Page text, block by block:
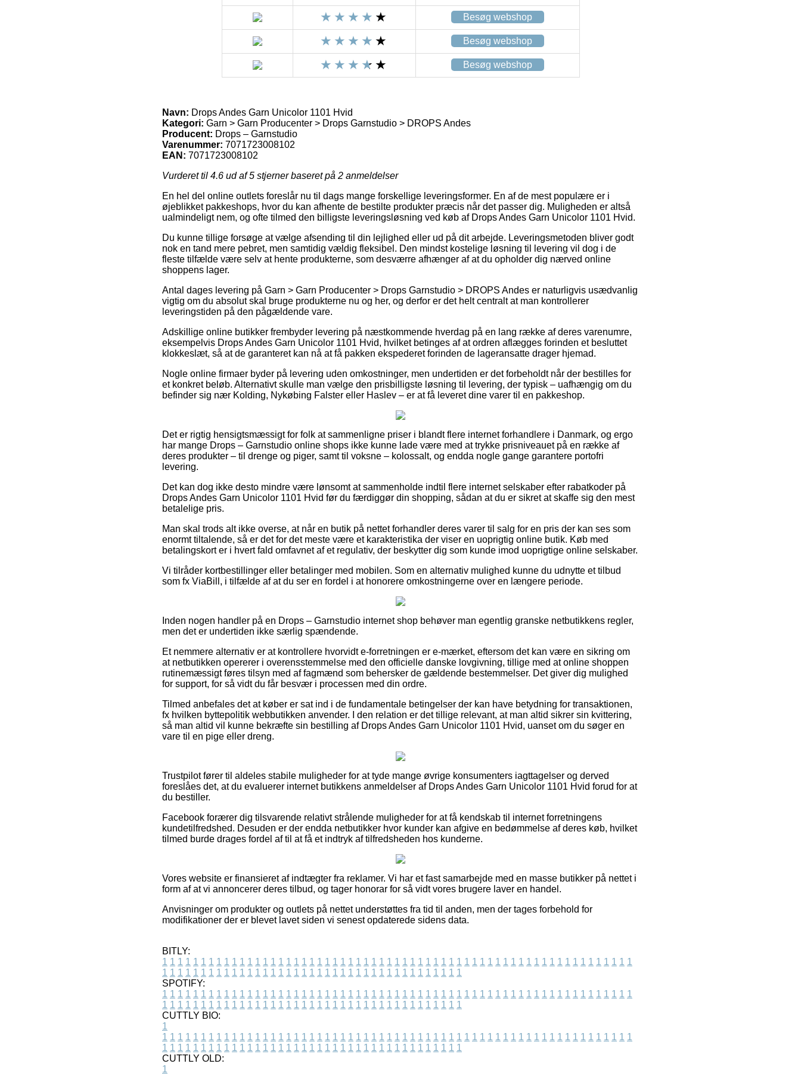
Besøg webshop
Besøg webshop
Besøg webshop
Navn: Drops Andes Garn Unicolor 1101 Hvid
Kategori: Garn > Garn Producenter > Drops Garnstudio > DROPS Andes
Producent: Drops – Garnstudio
Varenummer: 7071723008102
EAN: 7071723008102
Vurderet til 4.6 ud af 5 stjerner baseret på 2 anmeldelser
En hel del online outlets foreslår nu til dags mange forskellige leveringsformer. En af de mest populære er i
øjeblikket pakkeshops, hvor du kan afhente de bestilte produkter præcis når det passer dig. Muligheden er altså
ualmindeligt nem, og ofte tilmed den billigste leveringsløsning ved køb af Drops Andes Garn Unicolor 1101 Hvid.
Du kunne tillige forsøge at vælge afsending til din lejlighed eller ud på dit arbejde. Leveringsmetoden bliver godt
nok en tand mere pebret, men samtidig vældig fleksibel. Den mindst kostelige løsning til levering vil dog i de
fleste tilfælde være selv at hente produkterne, som desværre afhænger af at du opholder dig nærved online
shoppens lager.
Antal dages levering på Garn > Garn Producenter > Drops Garnstudio > DROPS Andes er naturligvis usædvanlig
vigtig om du absolut skal bruge produkterne nu og her, og derfor er det helt centralt at man kontrollerer
leveringstiden på den pågældende vare.
Adskillige online butikker frembyder levering på næstkommende hverdag på en lang række af deres varenumre,
eksempelvis Drops Andes Garn Unicolor 1101 Hvid, hvilket betinges af at ordren aflægges forinden et besluttet
klokkeslæt, så at de garanteret kan nå at få pakken ekspederet forinden de lageransatte drager hjemad.
Nogle online firmaer byder på levering uden omkostninger, men undertiden er det forbeholdt når der bestilles for
et konkret beløb. Alternativt skulle man vælge den prisbilligste løsning til levering, der typisk – uafhængig om du
befinder sig nær Kolding, Nykøbing Falster eller Haslev – er at få leveret dine varer til en pakkeshop.
Det er rigtig hensigtsmæssigt for folk at sammenligne priser i blandt flere internet forhandlere i Danmark, og ergo
har mange Drops – Garnstudio online shops ikke kunne lade være med at trykke prisniveauet på en række af
deres produkter – til drenge og piger, samt til voksne – kolossalt, og endda nogle gange garantere portofri
levering.
Det kan dog ikke desto mindre være lønsomt at sammenholde indtil flere internet selskaber efter rabatkoder på
Drops Andes Garn Unicolor 1101 Hvid før du færdiggør din shopping, sådan at du er sikret at skaffe sig den mest
betalelige pris.
Man skal trods alt ikke overse, at når en butik på nettet forhandler deres varer til salg for en pris der kan ses som
enormt tiltalende, så er det for det meste være et karakteristika der viser en uoprigtig online butik. Køb med
betalingskort er i hvert fald omfavnet af et regulativ, der beskytter dig som kunde imod uoprigtige online selskaber.
Vi tilråder kortbestillinger eller betalinger med mobilen. Som en alternativ mulighed kunne du udnytte et tilbud
som fx ViaBill, i tilfælde af at du ser en fordel i at honorere omkostningerne over en længere periode.
Inden nogen handler på en Drops – Garnstudio internet shop behøver man egentlig granske netbutikkens regler,
men det er undertiden ikke særlig spændende.
Et nemmere alternativ er at kontrollere hvorvidt e-forretningen er e-mærket, eftersom det kan være en sikring om
at netbutikken opererer i overensstemmelse med den officielle danske lovgivning, tillige med at online shoppen
rutinemæssigt føres tilsyn med af fagmænd som behersker de gældende bestemmelser. Det giver dig mulighed
for support, for så vidt du får besvær i processen med din ordre.
Tilmed anbefales det at køber er sat ind i de fundamentale betingelser der kan have betydning for transaktionen,
fx hvilken byttepolitik webbutikken anvender. I den relation er det tillige relevant, at man altid sikrer sin kvittering,
så man altid vil kunne bekræfte sin bestilling af Drops Andes Garn Unicolor 1101 Hvid, uanset om du søger en
vare til en pige eller dreng.
Trustpilot fører til aldeles stabile muligheder for at tyde mange øvrige konsumenters iagttagelser og derved
foreslåes det, at du evaluerer internet butikkens anmeldelser af Drops Andes Garn Unicolor 1101 Hvid forud for at
du bestiller.
Facebook forærer dig tilsvarende relativt strålende muligheder for at få kendskab til internet forretningens
kundetilfredshed. Desuden er der endda netbutikker hvor kunder kan afgive en bedømmelse af deres køb, hvilket
tilmed burde drages fordel af til at få et indtryk af tilfredsheden hos kunderne.
Vores website er finansieret af indtægter fra reklamer. Vi har et fast samarbejde med en masse butikker på nettet i
form af at vi annoncerer deres tilbud, og tager honorar for så vidt vores brugere laver en handel.
Anvisninger om produkter og outlets på nettet understøttes fra tid til anden, men der tages forbehold for
modifikationer der er blevet lavet siden vi senest opdaterede sidens data.
BITLY:
1 1 1 1 1 1 1 1 1 1 1 1 1 1 1 1 1 1 1 1 1 1 1 1 1 1 1 1 1 1 1 1 1 1 1 1 1 1 1 1 1 1 1 1 1 1 1 1 1 1 1 1 1 1 1 1 1 1 1 1 1
1 1 1 1 1 1 1 1 1 1 1 1 1 1 1 1 1 1 1 1 1 1 1 1 1 1 1 1 1 1 1 1 1 1 1 1 1 1 1
SPOTIFY:
1 1 1 1 1 1 1 1 1 1 1 1 1 1 1 1 1 1 1 1 1 1 1 1 1 1 1 1 1 1 1 1 1 1 1 1 1 1 1 1 1 1 1 1 1 1 1 1 1 1 1 1 1 1 1 1 1 1 1 1 1
1 1 1 1 1 1 1 1 1 1 1 1 1 1 1 1 1 1 1 1 1 1 1 1 1 1 1 1 1 1 1 1 1 1 1 1 1 1 1
CUTTLY BIO:
1
1 1 1 1 1 1 1 1 1 1 1 1 1 1 1 1 1 1 1 1 1 1 1 1 1 1 1 1 1 1 1 1 1 1 1 1 1 1 1 1 1 1 1 1 1 1 1 1 1 1 1 1 1 1 1 1 1 1 1 1 1
1 1 1 1 1 1 1 1 1 1 1 1 1 1 1 1 1 1 1 1 1 1 1 1 1 1 1 1 1 1 1 1 1 1 1 1 1 1 1
CUTTLY OLD:
1